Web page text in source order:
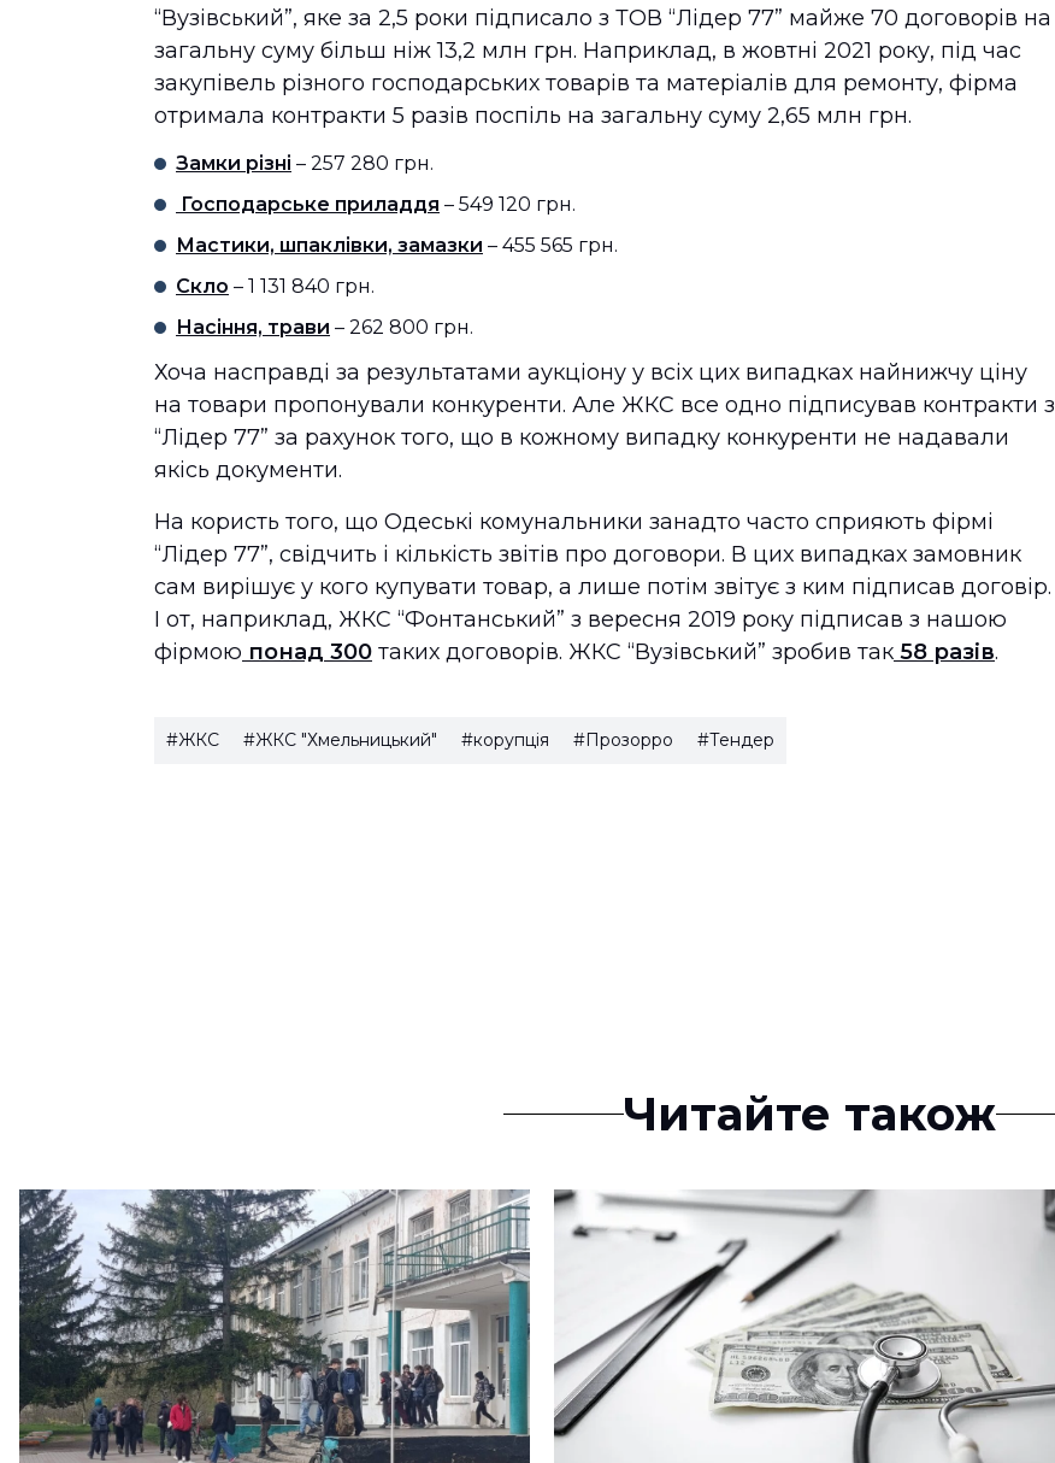
“Вузівський”, яке за 2,5 роки підписало з ТОВ “Лідер 77” майже 70 договорів на
загальну суму більш ніж 13,2 млн грн. Наприклад, в жовтні 2021 року, під час
закупівель різного господарських товарів та матеріалів для ремонту, фірма
отримала контракти 5 разів поспіль на загальну суму 2,65 млн грн.
Замки різні – 257 280 грн.
Господарське приладдя – 549 120 грн.
Мастики, шпаклівки, замазки – 455 565 грн.
Скло – 1 131 840 грн.
Насіння, трави – 262 800 грн.
Хоча насправді за результатами аукціону у всіх цих випадках найнижчу ціну
на товари пропонували конкуренти. Але ЖКС все одно підписував контракти з
“Лідер 77” за рахунок того, що в кожному випадку конкуренти не надавали
якісь документи.
На користь того, що Одеські комунальники занадто часто сприяють фірмі
“Лідер 77”, свідчить і кількість звітів про договори. В цих випадках замовник
сам вирішує у кого купувати товар, а лише потім звітує з ким підписав договір.
І от, наприклад, ЖКС “Фонтанський” з вересня 2019 року підписав з нашою
фірмою понад 300 таких договорів. ЖКС “Вузівський” зробив так 58 разів.
#ЖКС #ЖКС "Хмельницький" #корупція #Прозорро #Тендер
Читайте також